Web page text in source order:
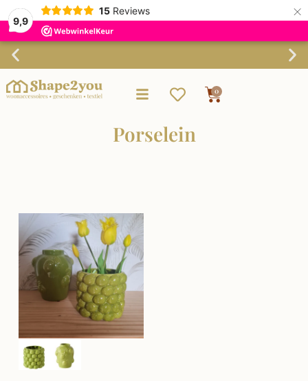
9,9
15 Reviews ×
Verzending binnen 3-4 werkdagen
0
Porselein